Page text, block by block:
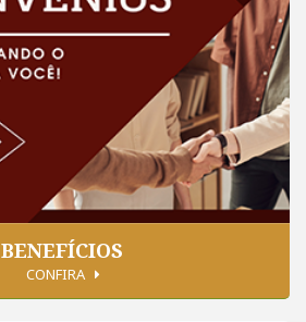
BENEFÍCIOS
CONFIRA